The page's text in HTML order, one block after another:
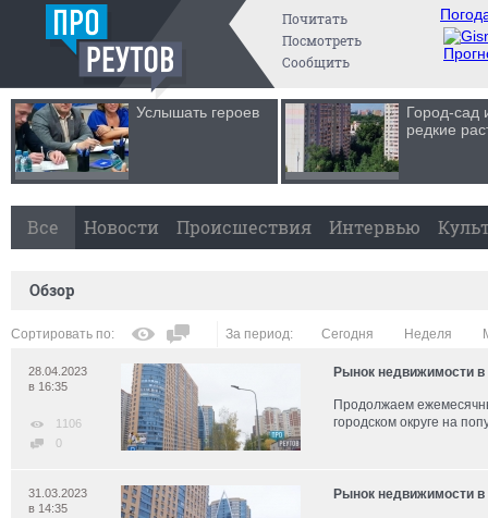
Почитать
Посмотреть
Сообщить
Услышать героев
Город-сад
редкие
Все Новости Происшествия Интервью
Обзор
Сортировать по: За период: Сегодня Неделя
Рынок недвижимости в
Продолжаем
городском округе ​на
28.04.2023
в 16:35
1106
0
Рынок недвижимости в
31.03.2023
в 14:35